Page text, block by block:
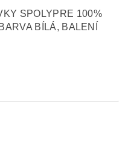
SPOLYPRE 100%
BÍLÁ, BALENÍ